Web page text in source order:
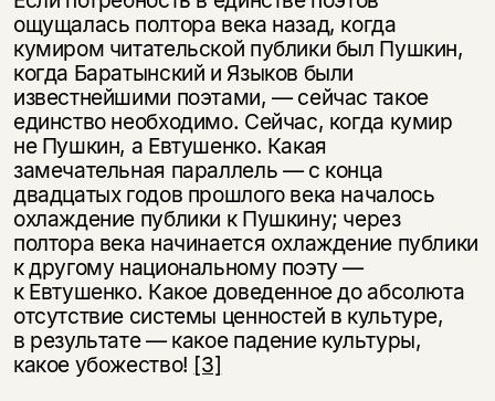
ощущалась полтора века назад, когда
кумиром читательской публики был Пушкин,
когда Баратынский и Языков были
известнейшими поэтами, — сейчас такое
единство необходимо. Сейчас, когда кумир
не Пушкин, а Евтушенко. Какая
замечательная параллель — с конца
двадцатых годов прошлого века началось
охлаждение публики к Пушкину; через
полтора века начинается охлаждение публики
к другому национальному поэту —
к Евтушенко. Какое доведенное до абсолюта
отсутствие системы ценностей в культуре,
в результате — какое падение культуры,
какое убожество! [3]